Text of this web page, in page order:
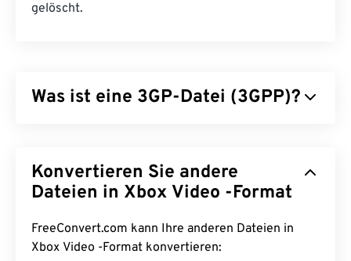
gelöscht.
Was ist eine 3GP-Datei (3GPP)?
Telecommunications System) der dritten
Generation (3G), einem GSM-Standard (Global
Mobilfunktechnologie ist, ermöglicht das 3GP-
Format Mobiltelefonen in UMTS-Netzen die
Konvertieren Sie andere
Dateien in Xbox Video -Format
FreeConvert.com kann Ihre anderen Dateien in
Xbox Video -Format konvertieren: